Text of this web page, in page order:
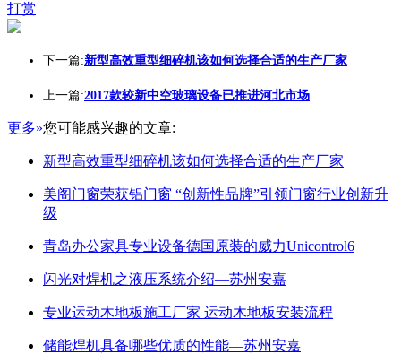
打赏
下一篇:新型高效重型细碎机该如何选择合适的生产厂家
上一篇:2017款较新中空玻璃设备已推进河北市场
更多»您可能感兴趣的文章:
新型高效重型细碎机该如何选择合适的生产厂家
美阁门窗荣获铝门窗 “创新性品牌”引领门窗行业创新升
级
青岛办公家具专业设备德国原装的威力Unicontrol6
闪光对焊机之液压系统介绍—苏州安嘉
专业运动木地板施工厂家 运动木地板安装流程
储能焊机具备哪些优质的性能—苏州安嘉